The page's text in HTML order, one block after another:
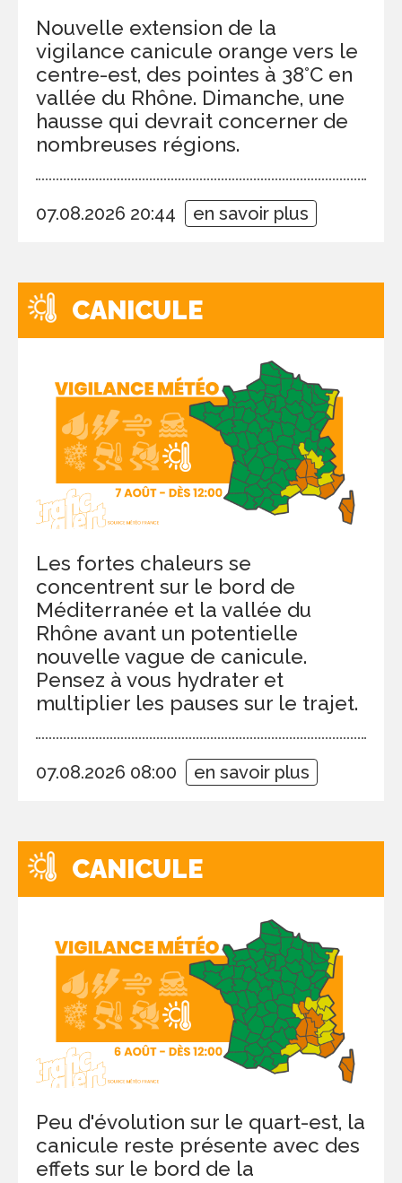
Nouvelle extension de la
vigilance canicule orange vers le
centre-est, des pointes à 38°C en
vallée du Rhône. Dimanche, une
hausse qui devrait concerner de
nombreuses régions.
07.08.2026 20:44 en savoir plus
CANICULE
Les fortes chaleurs se
concentrent sur le bord de
Méditerranée et la vallée du
Rhône avant un potentielle
nouvelle vague de canicule.
Pensez à vous hydrater et
multiplier les pauses sur le trajet.
07.08.2026 08:00 en savoir plus
CANICULE
Peu d'évolution sur le quart-est, la
canicule reste présente avec des
effets sur le bord de la